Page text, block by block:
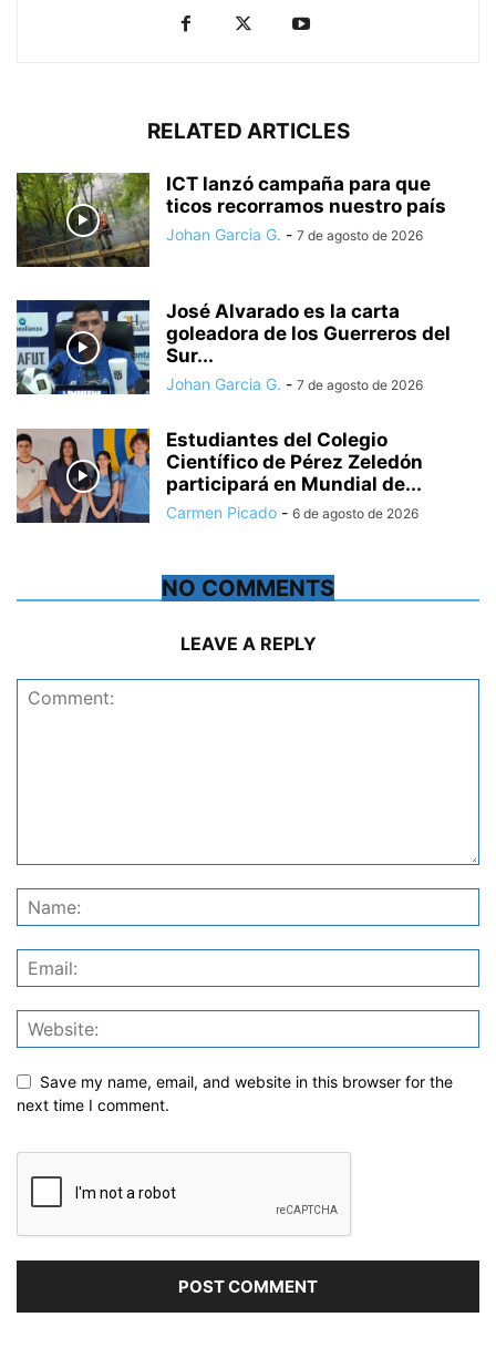
RELATED ARTICLES
ICT lanzó campaña para que
ticos recorramos nuestro país
Johan Garcia G. - 7 de agosto de 2026
José Alvarado es la carta
goleadora de los Guerreros del
Sur...
Johan Garcia G. - 7 de agosto de 2026
Estudiantes del Colegio
Científico de Pérez Zeledón
participará en Mundial de...
Carmen Picado - 6 de agosto de 2026
NO COMMENTS
LEAVE A REPLY
Save my name, email, and website in this browser for the
next time I comment.